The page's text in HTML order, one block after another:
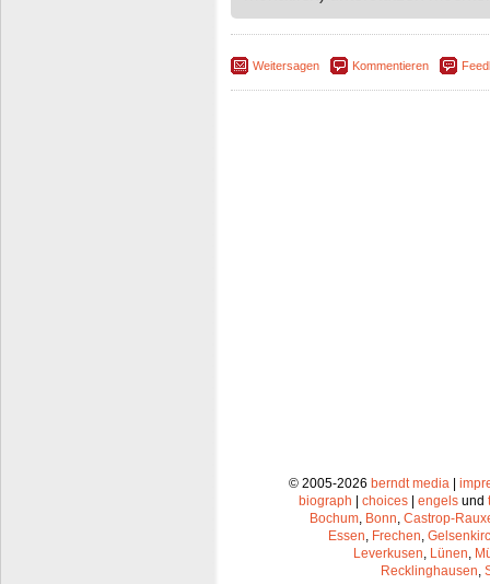
Weitersagen Kommentieren
© 2005-2026 berndt media|
biograph
choices engels und
Bochum, Bonn, Castrop-
Essen, Frechen,
Leverkusen, Lünen,
Recklinghausen,